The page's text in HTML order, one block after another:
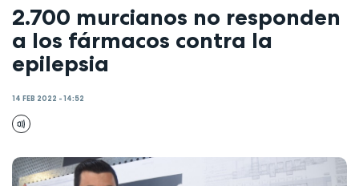
2.700 murcianos no responden
a los fármacos contra la
epilepsia
14 FEB 2022 - 14:52